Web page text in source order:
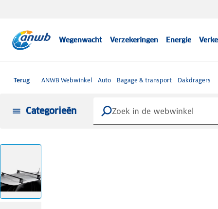
Wegenwacht Verzekeringen Energie
Terug ANWB Webwinkel Auto Bagage & transport Dakdragers
Categorieën